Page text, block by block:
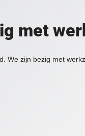
met
We zijn bezig met